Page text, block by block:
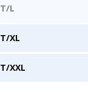
T/L
T/XL
T/XXL